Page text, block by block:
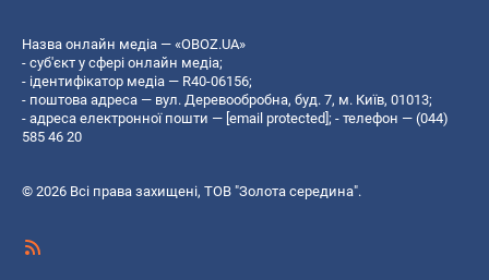
Назва онлайн медіа — «OBOZ.UA»
- суб'єкт у сфері онлайн медіа;
- ідентифікатор медіа — R40-06156;
- поштова адреса — вул. Деревообробна, буд. 7, м. Київ, 01013;
- адреса електронної пошти — [email protected] ; - телефон — (044)
585 46 20
© 2026 Всі права захищені, ТОВ "Золота середина".